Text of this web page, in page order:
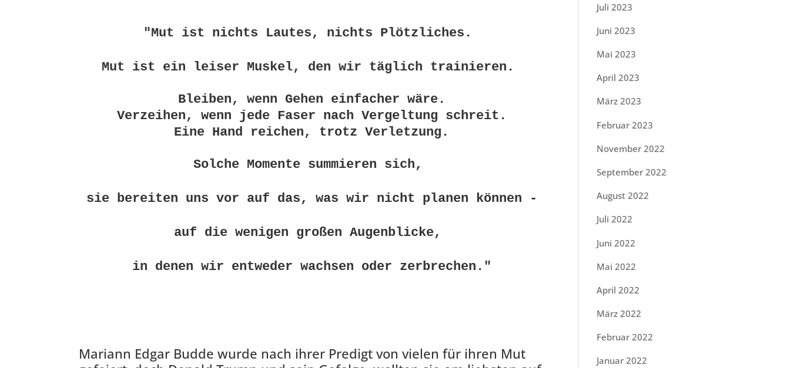
"Mut ist nichts Lautes, nichts Plötzliches.
Mut ist ein leiser Muskel, den wir täglich trainieren.
Bleiben, wenn Gehen einfacher wäre.
Verzeihen, wenn jede Faser nach Vergeltung schreit.
Eine Hand reichen, trotz Verletzung.
Solche Momente summieren sich,
sie bereiten uns vor auf das, was wir nicht planen können -
auf die wenigen großen Augenblicke,
Mariann Edgar Budde wurde nach ihrer Predigt von vielen für ihren Mut
Juli 2023
Juni 2023
Mai 2023
April 2023
März 2023
Februar 2023
November 2022
September 2022
August 2022
Juli 2022
Juni 2022
Mai 2022
April 2022
März 2022
Februar 2022
Januar 2022